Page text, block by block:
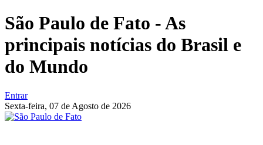
São Paulo de Fato - As
principais notícias do Brasil e
do Mundo
Entrar
Sexta-feira, 07 de Agosto de 2026